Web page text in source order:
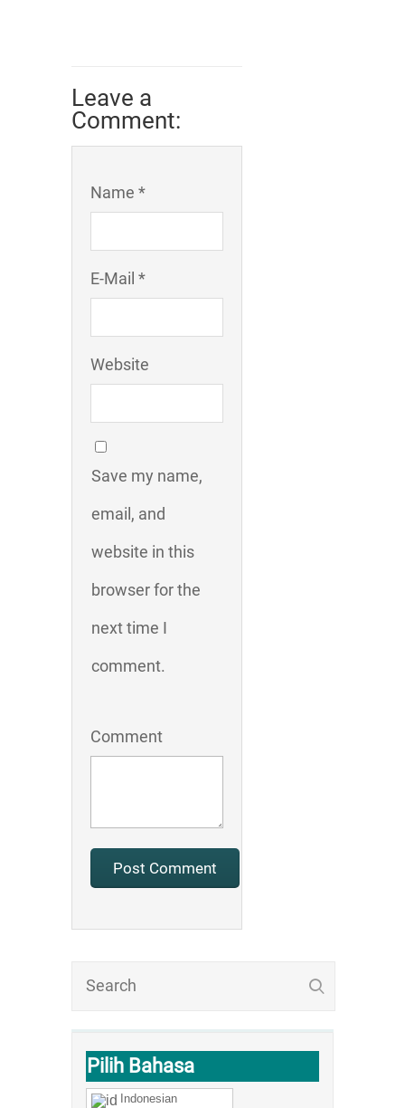
Pilih Bahasa
Indonesian
Leave a
Comment:
Name *
E-Mail *
Website
Save my name,
email, and
website in this
browser for the
next time I
comment.
Comment